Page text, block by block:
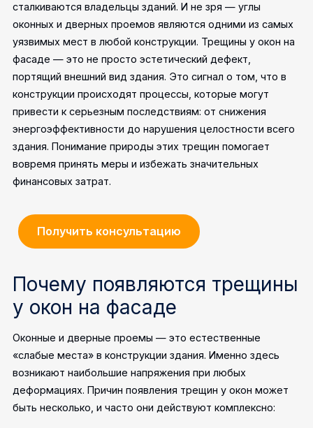
сталкиваются владельцы зданий. И не зря — углы
оконных и дверных проемов являются одними из самых
уязвимых мест в любой конструкции. Трещины у окон на
фасаде — это не просто эстетический дефект,
портящий внешний вид здания. Это сигнал о том, что в
конструкции происходят процессы, которые могут
привести к серьезным последствиям: от снижения
энергоэффективности до нарушения целостности всего
здания. Понимание природы этих трещин помогает
вовремя принять меры и избежать значительных
финансовых затрат.
Получить консультацию
Почему появляются трещины
у окон на фасаде
Оконные и дверные проемы — это естественные
«слабые места» в конструкции здания. Именно здесь
возникают наибольшие напряжения при любых
деформациях. Причин появления трещин у окон может
быть несколько, и часто они действуют комплексно: